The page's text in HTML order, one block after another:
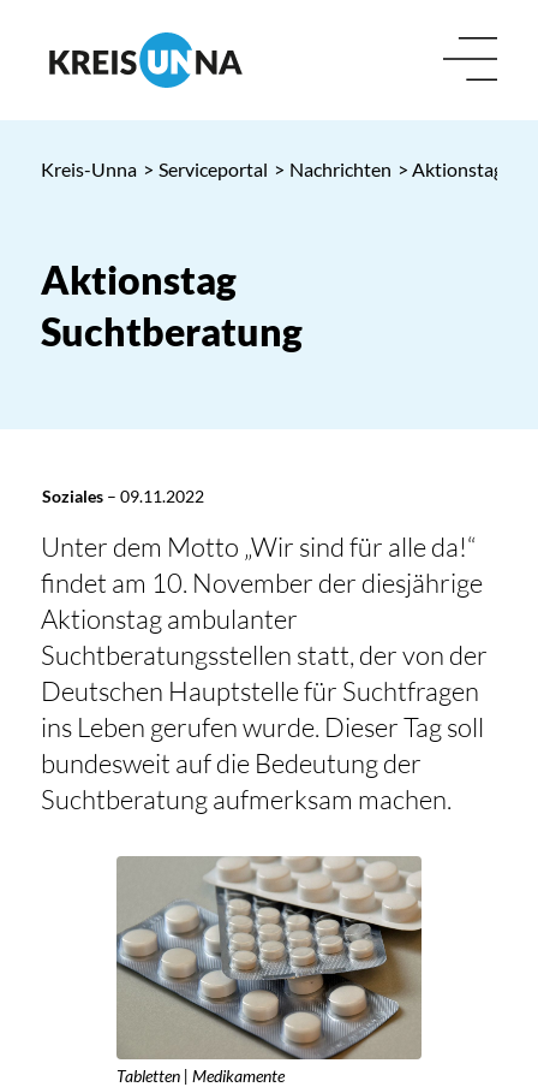
Kreis-Unna > Serviceportal > Nachrichten > Aktionstag
Aktionstag
Suchtberatung
Soziales– 09.11.2022
Unter dem Motto „Wir sind für alle da!“
findet am 10. November der diesjährige
Aktionstag ambulanter
Suchtberatungsstellen statt, der von der
Deutschen Hauptstelle für Suchtfragen
ins Leben gerufen wurde. Dieser Tag soll
bundesweit auf die Bedeutung der
Suchtberatung aufmerksam machen.
Tabletten | Medikamente